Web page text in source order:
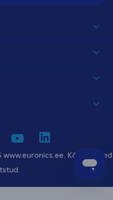
Kõik õigused